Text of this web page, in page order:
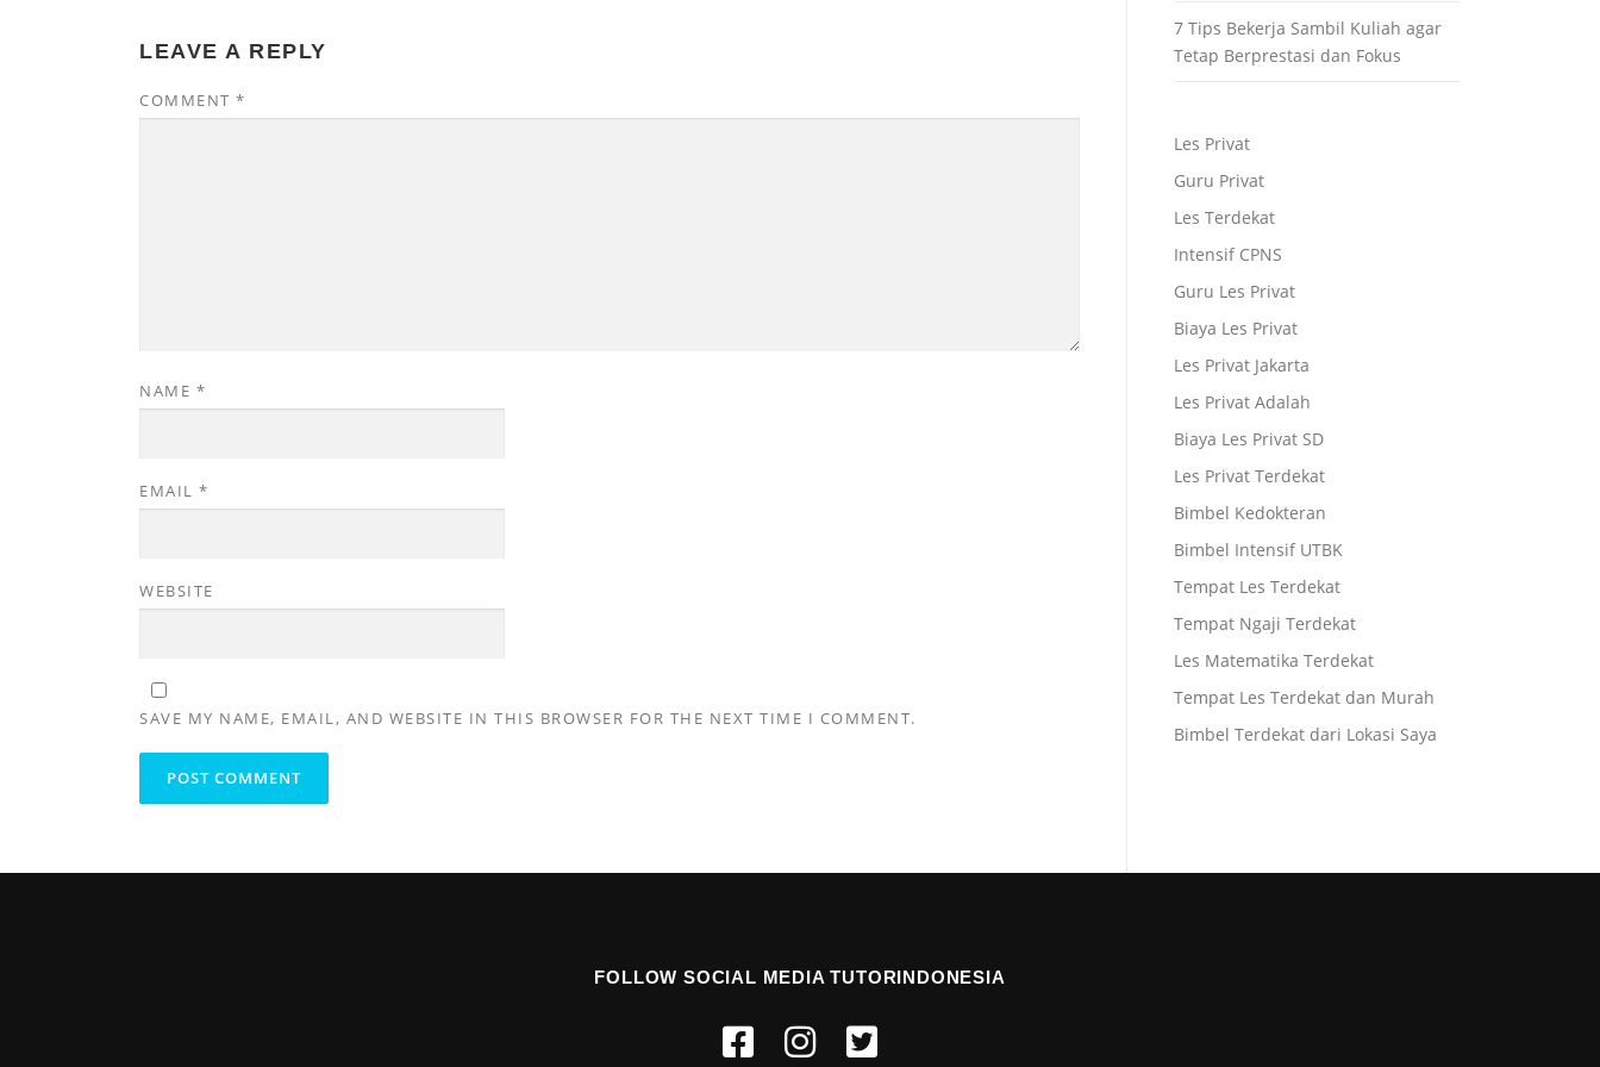
LEAVE A REPLY
COMMENT *
NAME *
EMAIL *
WEBSITE
SAVE MY NAME, EMAIL, AND WEBSITE IN THIS BROWSER FOR THE NEXT TIME I COMMENT.
7 Tips Bekerja Sambil Kuliah agar
Tetap Berprestasi dan Fokus
Les Privat
Guru Privat
Les Terdekat
Intensif CPNS
Guru Les Privat
Biaya Les Privat
Les Privat Jakarta
Les Privat Adalah
Biaya Les Privat SD
Les Privat Terdekat
Bimbel Kedokteran
Bimbel Intensif UTBK
Tempat Les Terdekat
Tempat Ngaji Terdekat
Les Matematika Terdekat
Tempat Les Terdekat dan Murah
Bimbel Terdekat dari Lokasi Saya
FOLLOW SOCIAL MEDIA TUTORINDONESIA